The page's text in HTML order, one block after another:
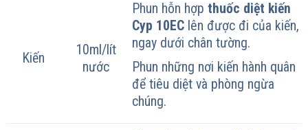
Kiến
10ml/lít
nước
Phun hỗn hợp thuốc diệt kiến
Cyp 10EClên được đi của kiến,
ngay dưới chân tường.
Phun những nơi kiến hành quân
để tiêu diệt và phòng ngừa
chúng.